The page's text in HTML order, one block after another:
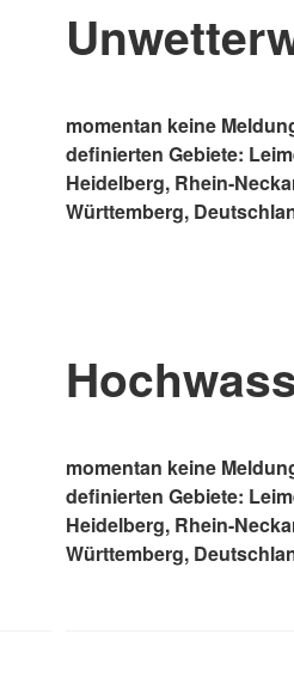
momentan keine
definierten Gebiete:
Heidelberg, Rhein-
Württemberg,
momentan keine
definierten Gebiete:
Heidelberg, Rhein-
Württemberg,